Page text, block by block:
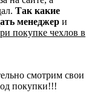
Так какие
менеджер и
покупке чехлов в
смотрим свои
покупки!!!